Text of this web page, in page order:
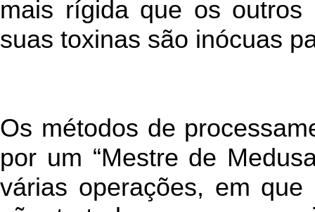
mais rígida que os outros
suas toxinas são inócuas
Os métodos de
por um “Mestre de
várias operações, em que